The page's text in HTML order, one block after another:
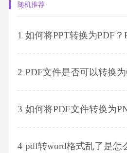
随机推荐
1
2
3
4